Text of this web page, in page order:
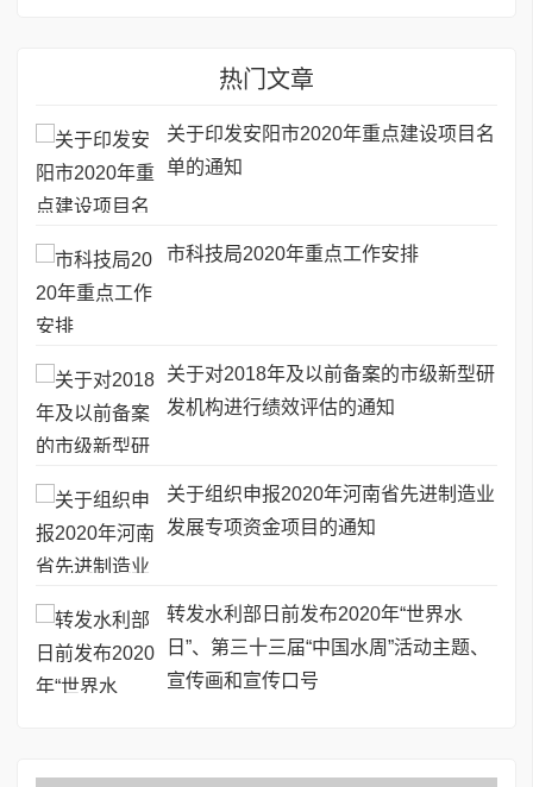
热门文章
关于印发安阳市2020年重点建设项目名
单的通知
市科技局2020年重点工作安排
关于对2018年及以前备案的市级新型研
发机构进行绩效评估的通知
关于组织申报2020年河南省先进制造业
发展专项资金项目的通知
转发水利部日前发布2020年“世界水
日”、第三十三届“中国水周”活动主题、
宣传画和宣传口号